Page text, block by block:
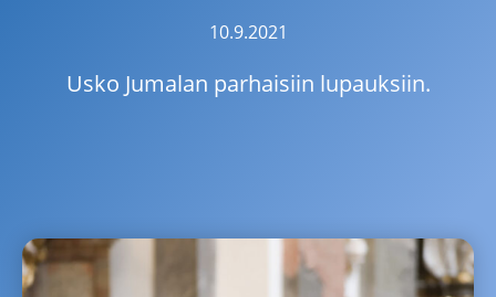
10.9.2021
Usko Jumalan parhaisiin lupauksiin.